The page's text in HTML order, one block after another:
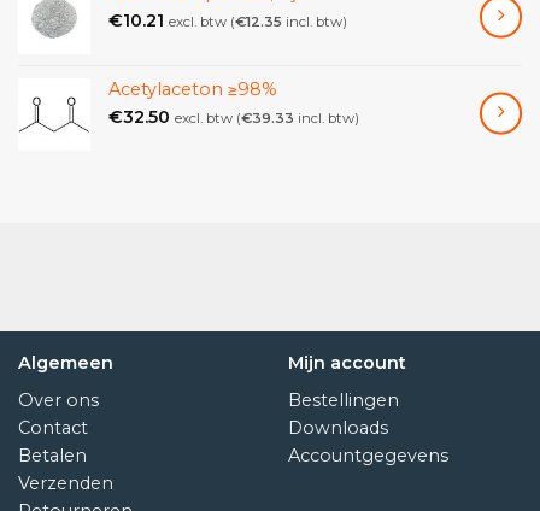
€10.21 excl. btw (€12.35 incl. btw)
Acetylaceton ≥98%
€32.50 excl. btw (€39.33 incl. btw)
Algemeen
Over ons
Contact
Betalen
Verzenden
Mijn account
Bestellingen
Downloads
Accountgegevens